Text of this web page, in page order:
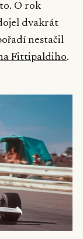
O rok
dvakrát
nestačil
Fittipaldiho.